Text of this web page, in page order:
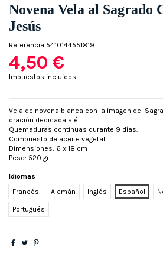
Novena Vela al Sagrado
Jesús
Referencia 5410144551819
4,50 €
Impuestos incluidos
Vela de novena blanca con la imagen del
oración dedicada a él.
Quemaduras continuas durante 9 días.
Compuesto de aceite vegetal.
Dimensiones: 6 x 18 cm
Peso: 520 gr.
Idiomas
Francés
Alemán Inglés Español
Portugués